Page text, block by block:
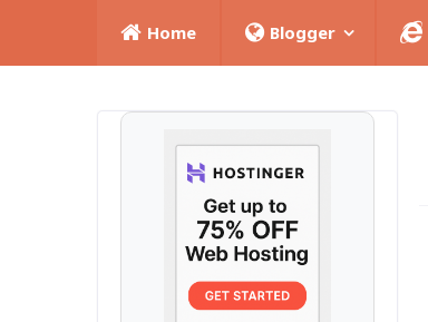
Home Blogger